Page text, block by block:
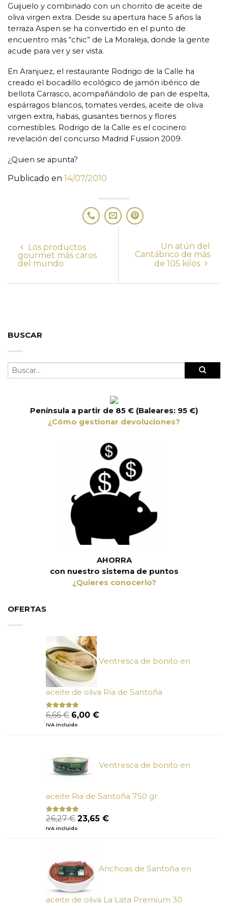
Guijuelo y combinado con un chorrito de aceite de
oliva virgen extra. Desde su apertura hace 5 años la
terraza Aspen se ha convertido en el punto de
encuentro más “chic” de La Moraleja, donde la gente
acude para ver y ser vista.
En Aranjuez, el restaurante Rodrigo de la Calle ha
creado el bocadillo ecológico de jamón ibérico de
bellota Carrasco, acompañándolo de pan de espelta,
espárragos blancos, tomates verdes, aceite de oliva
virgen extra, habas, guisantes tiernos y flores
comestibles. Rodrigo de la Calle es el cocinero
revelación del concurso Madrid Fussion 2009.
¿Quien se apunta?
Publicado en 14/07/2010
Los productos
gourmet más caros
del mundo
Un atún del
Cantábrico de más
de 105 kilos
BUSCAR
Península a partir de 85 € (Baleares: 95 €)
¿Cómo gestionar devoluciones?
AHORRA
con nuestro sistema de puntos
¿Quieres conocerlo?
OFERTAS
Ventresca de bonito en
aceite de oliva Ría de Santoña
Valorado
con
de 5
6,66€ El
precio
6,00 €El
IVA incluido
Ventresca de bonito en
aceite Ria de Santoña 750 gr.
Valorado
con
5
26,27€ El
precio
23,65 €El
IVA incluido
Anchoas de Santoña en
aceite de oliva La Lata Premium 30